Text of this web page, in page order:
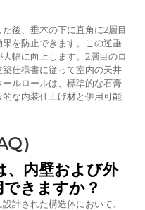
後、垂木の下に直角に2層目
を防止できます。この逆垂
幅に向上します。2層目のロ
仕様書に従って室内の天井
ルロールは、標準的な石膏
な内装仕上げ材と併用可能
）
、内壁および外
きますか？
計された構造体において、